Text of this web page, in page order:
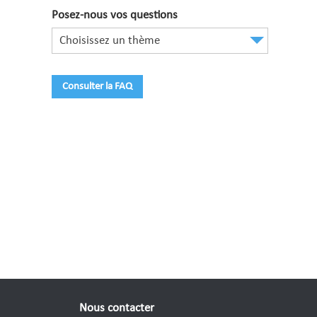
Posez-nous vos questions
Choisissez un thème
Consulter la FAQ
Nous contacter